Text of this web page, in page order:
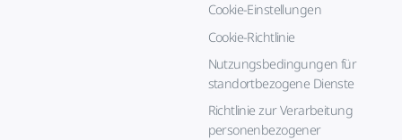
Cookie-Einstellungen
Cookie-Richtlinie
Nutzungsbedingungen für
standortbezogene Dienste
Richtlinie zur Verarbeitung
personenbezogener